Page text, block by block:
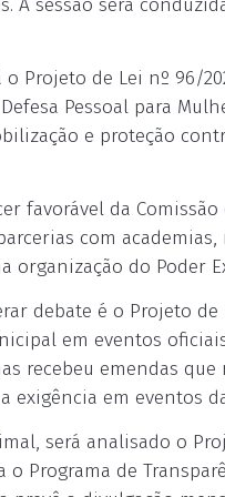
A sessão será
o Projeto de Lei nº 96/
Pessoal para
e proteção
favorável da
com
organização do Poder
debate é o Projeto
em eventos
recebeu emendas
exigência em eventos
será analisado o
o Programa de